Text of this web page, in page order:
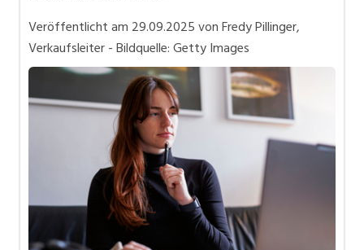
Videos
Veröffentlicht am 29.09.2025von Fredy Pillinger,
Verkaufsleiter - Bildquelle: Getty Images